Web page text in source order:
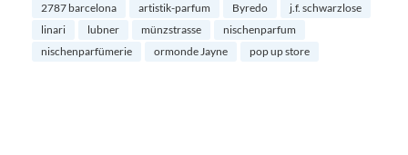
2787 barcelona artistik-parfum Byredo
j.f. schwarzlose
linari
lubner münzstrasse
nischenparfum
nischenparfümerie
ormonde Jayne pop up store